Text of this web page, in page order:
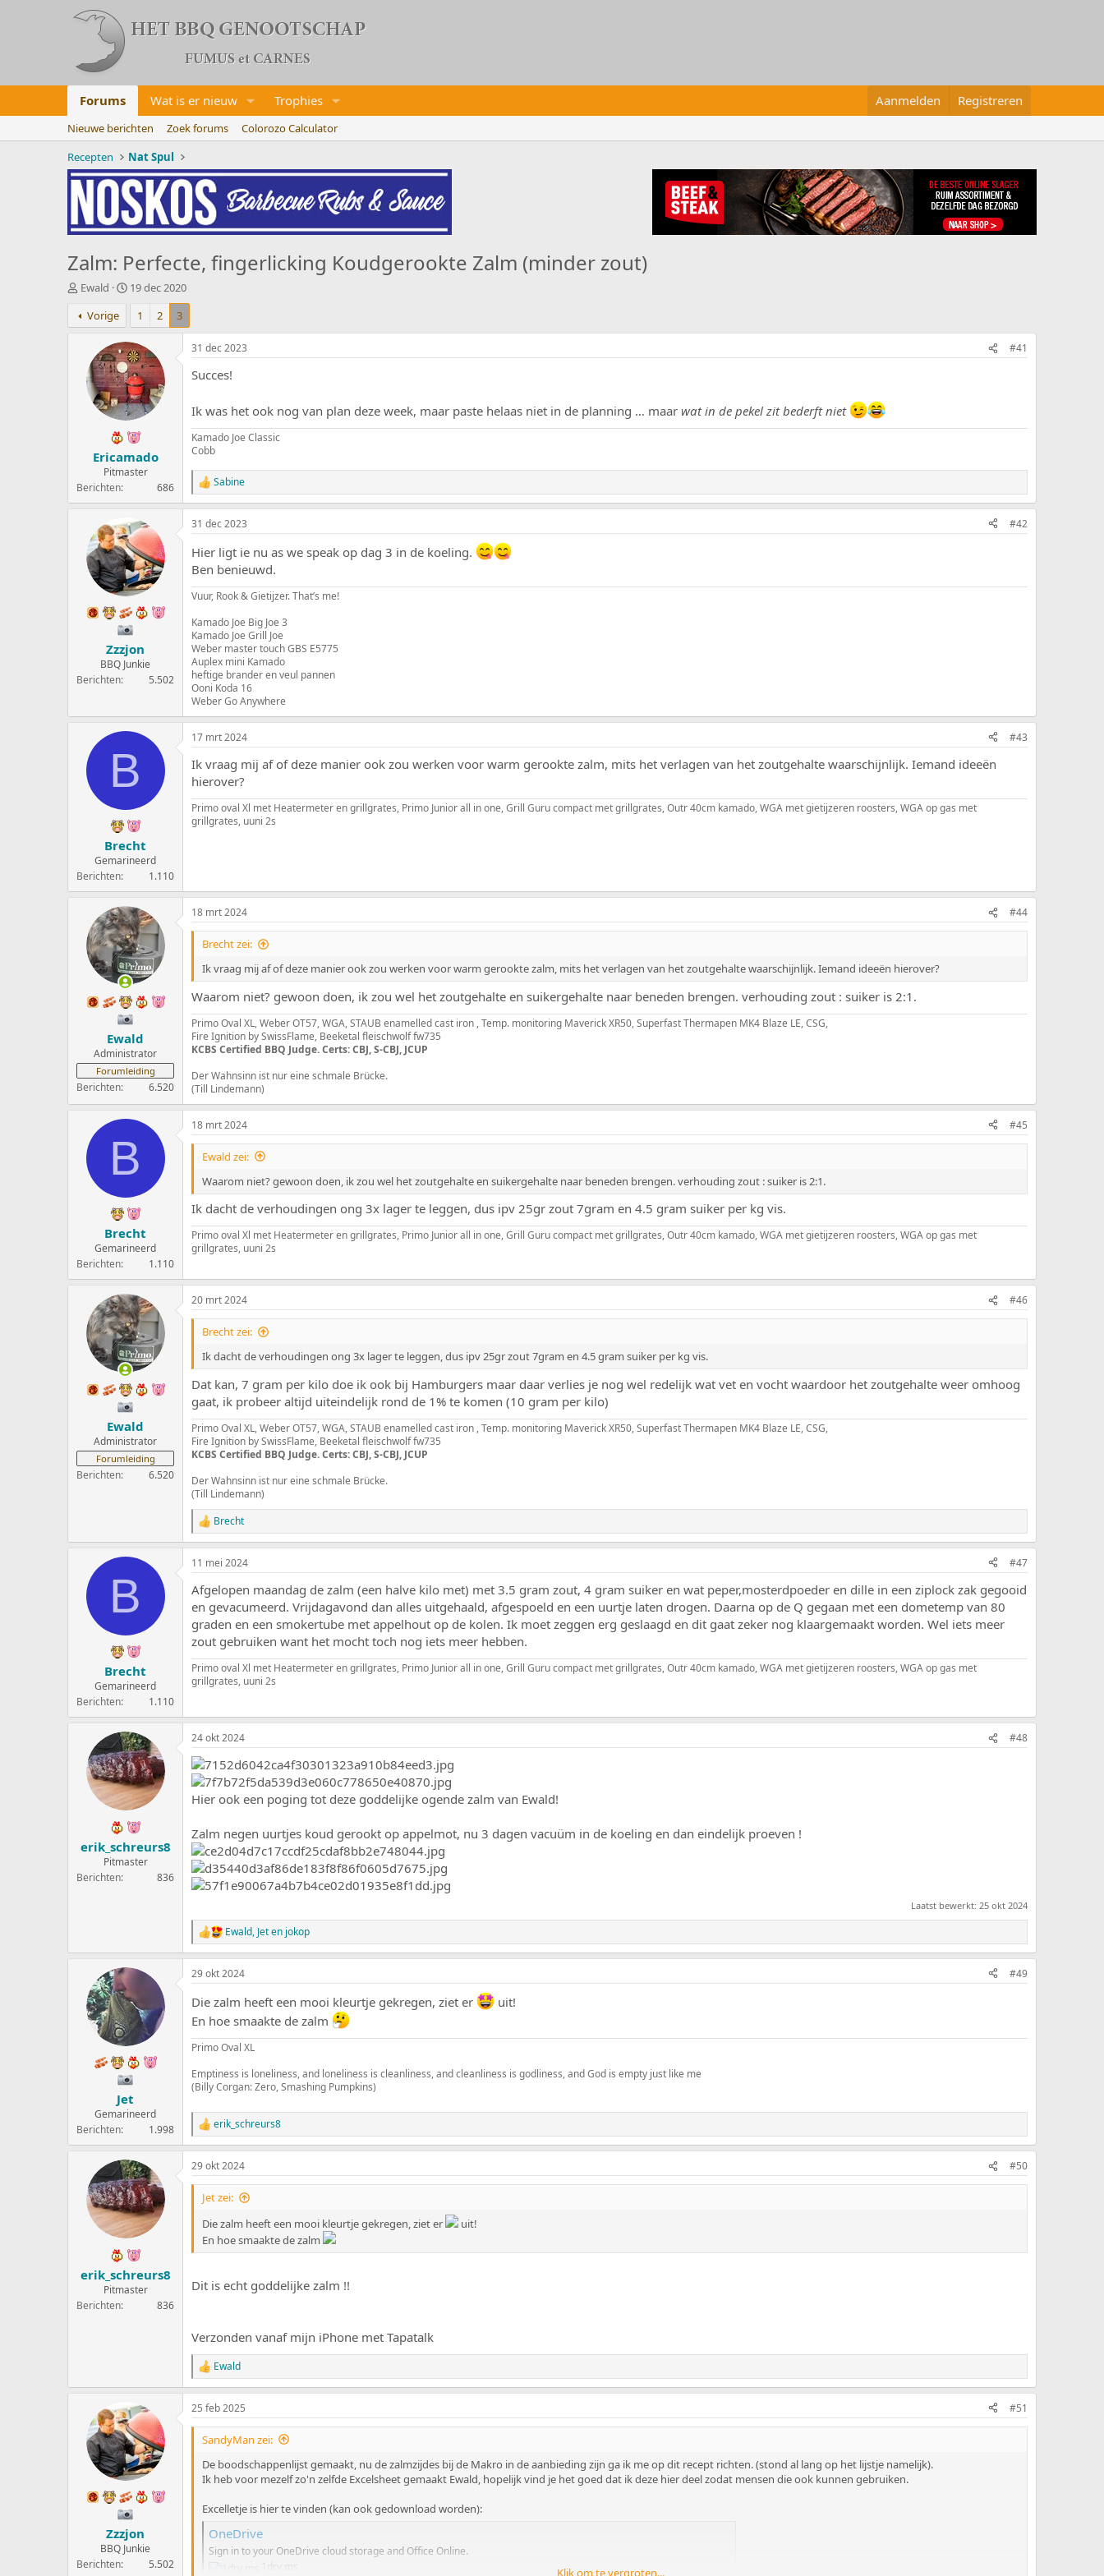
Forums Wat is er nieuw Trophies Aanmelden Registreren
Nieuwe berichten Zoek forums
Colorozo Calculator
Recepten
Nat Spul
Zalm: Perfecte, fingerlicking Koudgerookte Zalm (minder zout)
O
d
e
e
r
Ewald
S
r
t
d
a
t
u
m
19 dec 2020
Vorige
1 2 3
Ericamado
Pitmaster
Berichten
686
31 dec 2023 #41
Succes!
Ik was het ook nog van plan deze week, maar paste helaas niet in de planning … maar wat in de pekel zit bederft niet
Kamado Joe Classic
Cobb
W
a
a
r
e
r
i
n
e
n
:
Sabine
Zzzjon
BBQ Junkie
Berichten
5.502
31 dec 2023 #42
Hier ligt ie nu as we speak op dag 3 in de koeling.
Ben benieuwd.
Vuur, Rook & Gietijzer. That’s me!
Kamado Joe Big Joe 3
Kamado Joe Grill Joe
Weber master touch GBS E5775
Auplex mini Kamado
heftige brander en veul pannen
Ooni Koda 16
Weber Go Anywhere
B
Brecht
Gemarineerd
Berichten
1.110
17 mrt 2024 #43
Ik vraag mij af of deze manier ook zou werken voor warm gerookte zalm, mits het verlagen van het zoutgehalte waarschijnlijk. Iemand ideeën
hierover?
Primo oval Xl met Heatermeter en grillgrates, Primo Junior all in one, Grill Guru compact met grillgrates, Outr 40cm kamado, WGA met gietijzeren roosters, WGA op gas met
grillgrates, uuni 2s
Ewald
Administrator
Forumleiding
Berichten 6.520
18 mrt 2024 #44
Brecht zei:
Ik vraag mij af of deze manier ook zou werken voor warm gerookte zalm, mits het verlagen van het zoutgehalte waarschijnlijk. Iemand ideeën hierover?
Waarom niet? gewoon doen, ik zou wel het zoutgehalte en suikergehalte naar beneden brengen. verhouding zout : suiker is 2:1.
Primo Oval XL, Weber OT57, WGA, STAUB enamelled cast iron , Temp. monitoring Maverick XR50, Superfast Thermapen MK4 Blaze LE, CSG,
Fire Ignition by SwissFlame, Beeketal fleischwolf fw735
KCBS Certified BBQ Judge. Certs: CBJ, S-CBJ, JCUP
Der Wahnsinn ist nur eine schmale Brücke.
(Till Lindemann)
B
Brecht
Gemarineerd
Berichten
1.110
18 mrt 2024 #45
Ewald zei:
Waarom niet? gewoon doen, ik zou wel het zoutgehalte en suikergehalte naar beneden brengen. verhouding zout : suiker is 2:1.
Ik dacht de verhoudingen ong 3x lager te leggen, dus ipv 25gr zout 7gram en 4.5 gram suiker per kg vis.
Primo oval Xl met Heatermeter en grillgrates, Primo Junior all in one, Grill Guru compact met grillgrates, Outr 40cm kamado, WGA met gietijzeren roosters, WGA op gas met
grillgrates, uuni 2s
Ewald
Administrator
Forumleiding
Berichten 6.520
20 mrt 2024 #46
Brecht zei:
Ik dacht de verhoudingen ong 3x lager te leggen, dus ipv 25gr zout 7gram en 4.5 gram suiker per kg vis.
Dat kan, 7 gram per kilo doe ik ook bij Hamburgers maar daar verlies je nog wel redelijk wat vet en vocht waardoor het zoutgehalte weer omhoog
gaat, ik probeer altijd uiteindelijk rond de 1% te komen (10 gram per kilo)
Primo Oval XL, Weber OT57, WGA, STAUB enamelled cast iron , Temp. monitoring Maverick XR50, Superfast Thermapen MK4 Blaze LE, CSG,
Fire Ignition by SwissFlame, Beeketal fleischwolf fw735
KCBS Certified BBQ Judge. Certs: CBJ, S-CBJ, JCUP
Der Wahnsinn ist nur eine schmale Brücke.
(Till Lindemann)
W
a
a
r
e
r
n
g
e
n
:
Brecht
B
Brecht
Gemarineerd
Berichten
1.110
11 mei 2024 #47
Afgelopen maandag de zalm (een halve kilo met) met 3.5 gram zout, 4 gram suiker en wat peper,mosterdpoeder en dille in een ziplock zak gegooid
en gevacumeerd. Vrijdagavond dan alles uitgehaald, afgespoeld en een uurtje laten drogen. Daarna op de Q gegaan met een dometemp van 80
graden en een smokertube met appelhout op de kolen. Ik moet zeggen erg geslaagd en dit gaat zeker nog klaargemaakt worden. Wel iets meer
zout gebruiken want het mocht toch nog iets meer hebben.
Primo oval Xl met Heatermeter en grillgrates, Primo Junior all in one, Grill Guru compact met grillgrates, Outr 40cm kamado, WGA met gietijzeren roosters, WGA op gas met
grillgrates, uuni 2s
erik_schreurs8
Pitmaster
Berichten
836
24 okt 2024 #48
Hier ook een poging tot deze goddelijke ogende zalm van Ewald!
Zalm negen uurtjes koud gerookt op appelmot, nu 3 dagen vacuüm in de koeling en dan eindelijk proeven !
Laatst bewerkt: 25 okt 2024
W
a
a
r
e
r
i
n
g
n
:
Ewald, Jeten jokop
Jet
Gemarineerd
Berichten
1.998
29 okt 2024 #49
Die zalm heeft een mooi kleurtje gekregen, ziet er
uit!
En hoe smaakte de zalm
Primo Oval XL
Emptiness is loneliness, and loneliness is cleanliness, and cleanliness is godliness, and God is empty just like me
(Billy Corgan: Zero, Smashing Pumpkins)
W
a
a
r
d
:
erik_schreurs8
erik_schreurs8
Pitmaster
Berichten
836
29 okt 2024 #50
Jet zei:
Die zalm heeft een mooi kleurtje gekregen, ziet er
uit!
En hoe smaakte de zalm
Dit is echt goddelijke zalm !!
Verzonden vanaf mijn iPhone met Tapatalk
W
a
a
r
d
e
n
Ewald
Zzzjon
BBQ Junkie
Berichten
5.502
25 feb 2025 #51
SandyMan zei:
De boodschappenlijst gemaakt, nu de zalmzijdes bij de Makro in de aanbieding zijn ga ik me op dit recept richten. (stond al lang op het lijstje namelijk).
Ik heb voor mezelf zo'n zelfde Excelsheet gemaakt Ewald, hopelijk vind je het goed dat ik deze hier deel zodat mensen die ook kunnen gebruiken.
Excelletje is hier te vinden (kan ook gedownload worden):
OneDrive
Sign in to your OneDrive cloud storage and Office Online.
1drv.ms
Klik om te vergroten...